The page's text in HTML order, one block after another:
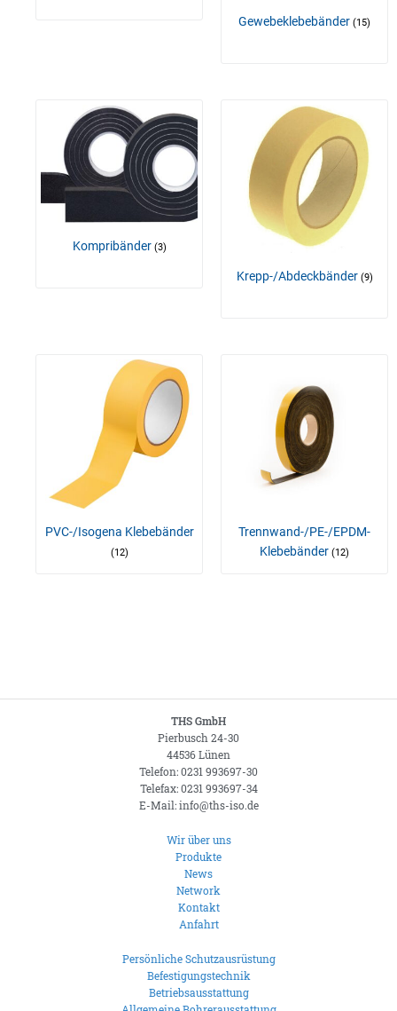
Gewebeklebebänder (15)
Kompribänder (3)
Krepp-/Abdeckbänder (9)
PVC-/Isogena Klebebänder
(12)
Trennwand-/PE-/EPDM-
Klebebänder (12)
THS GmbH
Pierbusch 24-30
44536 Lünen
Telefon: 0231 993697-30
Telefax: 0231 993697-34
E-Mail: info@ths-iso.de
Wir über uns
Produkte
News
Network
Kontakt
Anfahrt
Persönliche Schutzausrüstung
Befestigungstechnik
Betriebsausstattung